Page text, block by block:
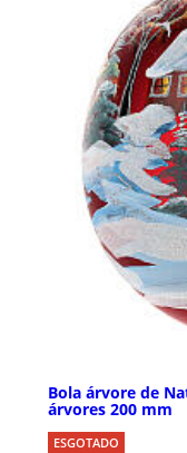
Bola árvore de
árvores 200 mm
ESGOTADO